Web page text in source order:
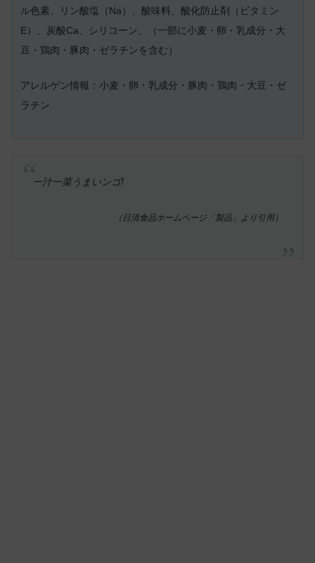
ル色素、リン酸塩（Na）、酸味料、酸化防止剤（ビタミン
E）、炭酸Ca、シリコーン、（一部に小麦・卵・乳成分・大
豆・鶏肉・豚肉・ゼラチンを含む）
アレルゲン情報：小麦・卵・乳成分・豚肉・鶏肉・大豆・ゼ
ラチン
一汁一菜うまいンゴ!
（日清食品ホームページ「製品」より引用）